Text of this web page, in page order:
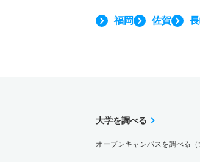
福岡 佐賀
大学を調べる
オープンキャンパスを調べる（